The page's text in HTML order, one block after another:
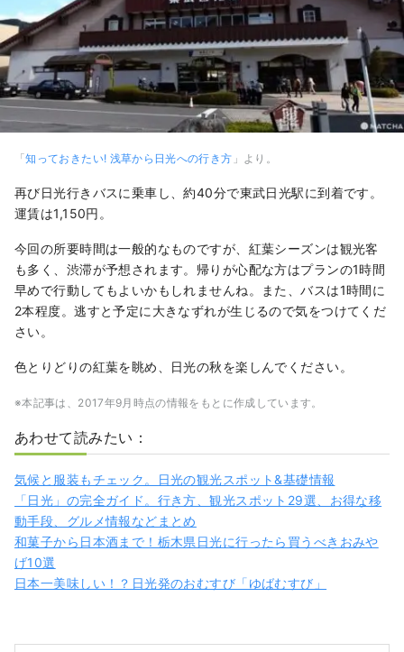
「知っておきたい! 浅草から日光への行き方 」より。
再び日光行きバスに乗車し、約40分で東武日光駅に到着です。
運賃は1,150円。
今回の所要時間は一般的なものですが、紅葉シーズンは観光客
も多く、渋滞が予想されます。帰りが心配な方はプランの1時間
早めで行動してもよいかもしれませんね。また、バスは1時間に
2本程度。逃すと予定に大きなずれが生じるので気をつけてくだ
さい。
色とりどりの紅葉を眺め、日光の秋を楽しんでください。
※本記事は、2017年9月時点の情報をもとに作成しています。
あわせて読みたい：
気候と服装もチェック。日光の観光スポット&基礎情報
「日光」の完全ガイド。行き方、観光スポット29選、お得な移
動手段、グルメ情報などまとめ
和菓子から日本酒まで！栃木県日光に行ったら買うべきおみや
げ10選
日本一美味しい！？日光発のおむすび「ゆばむすび」